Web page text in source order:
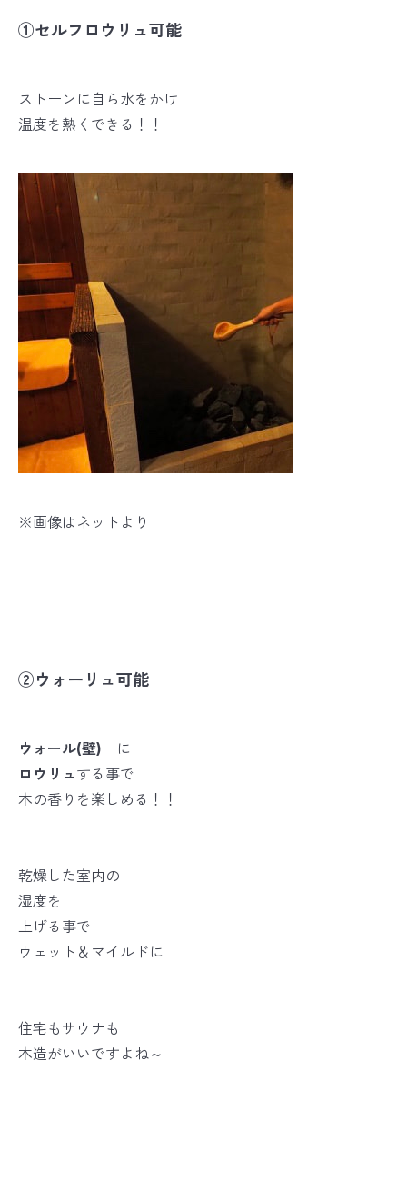
①セルフロウリュ可能
ストーンに自ら水をかけ
温度を熱くできる！！
※画像はネットより
②ウォーリュ可能
ウォール(壁) に
ロウリュ する事で
木の香りを楽しめる！！
乾燥した室内の
湿度を
上げる事で
ウェット＆マイルドに
住宅もサウナも
木造がいいですよね～